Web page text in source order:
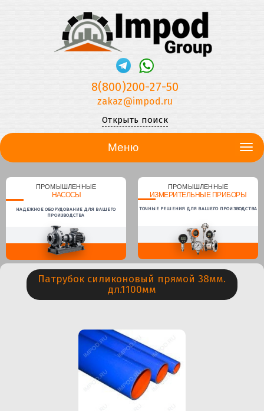
8(800)200-27-50
zakaz@impod.ru
Открыть поиск
Меню
ПРОМЫШЛЕННЫЕ
НАСОСЫ
НАДЕЖНОЕ ОБОРУДОВАНИЕ ДЛЯ ВАШЕГО
ПРОИЗВОДСТВА
ПРОМЫШЛЕННЫЕ
ИЗМЕРИТЕЛЬНЫЕ ПРИБОРЫ
ТОЧНЫЕ РЕШЕНИЯ ДЛЯ ВАШЕГО ПРОИЗВОДСТВА
Патрубок силиконовый прямой 38мм.
дл.1100мм